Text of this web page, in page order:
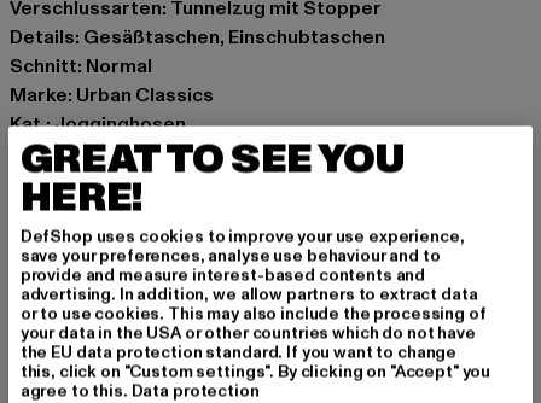
Verschlussarten: Tunnelzug mit Stopper
Details: Gesäßtaschen, Einschubtaschen
Schnitt: Normal
Marke: Urban Classics
Kat.: Jogginghosen
Farbe: schwarz
Hersteller Farbe: black
Materialzusammensetzung: 100% Polyester
Art.Nr: TB7380-00007
Hersteller: TB International GmbH |info@tbint.de
Dr.-Robert-Murjahn-Straße 7 | 64372 Ober-Ramstadt |
DE
GREAT TO SEE YOU
HERE!
DefShop uses cookies to improve your use experience,
save your preferences, analyse use behaviour and to
provide and measure interest-based contents and
advertising. In addition, we allow partners to extract data
or to use cookies. This may also include the processing of
your data in the USA or other countries which do not have
the EU data protection standard. If you want to change
this, click on "Custom settings". By clicking on "Accept" you
agree to this. Data protection